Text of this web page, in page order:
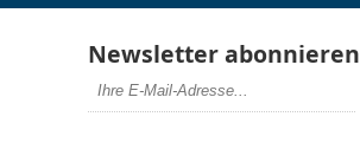
Newsletter abonnieren